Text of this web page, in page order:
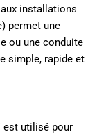
installations
permet une
ou une conduite
simple, rapide et
est utilisé pour